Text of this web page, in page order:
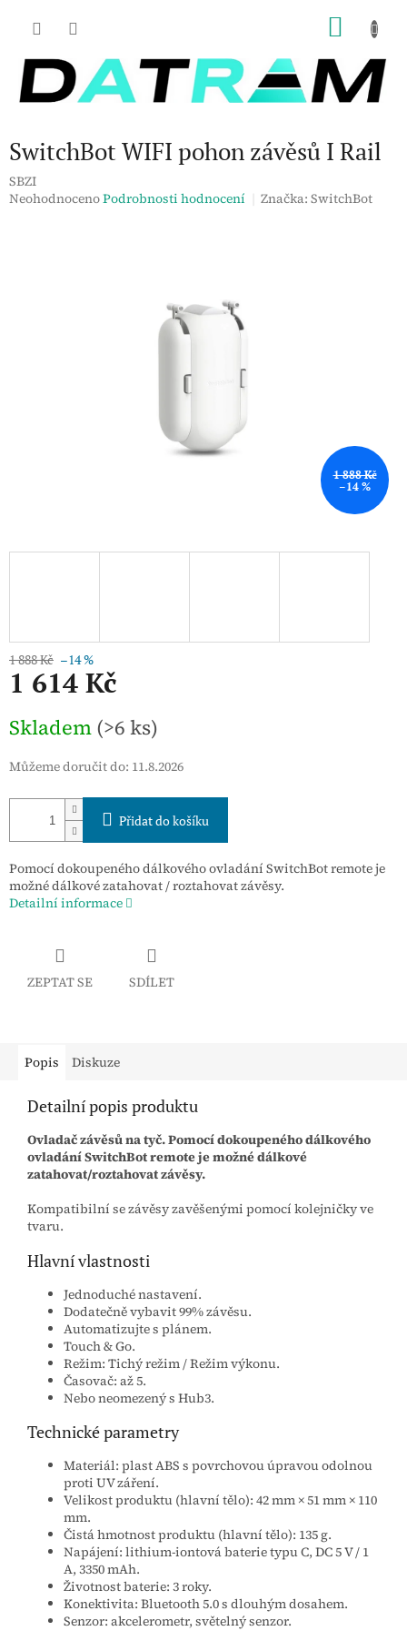
SwitchBot WIFI pohon závěsů I Rail
SBZI
Průměrné
NeohodnocenoPodrobnosti hodnocení Značka:SwitchBot
1 888 Kč
–14 %
1 888 Kč –14 %
1 614 Kč
cena:
Skladem (>6 ks)
Můžeme doručit do: 11.8.2026
Přidat do košíku
Pomocí dokoupeného dálkového ovladání SwitchBot remote je
možné dálkové zatahovat / roztahovat závěsy.
Detailní informace
ZEPTAT SE SDÍLET
Popis Diskuze
Detailní popis produktu
Ovladač závěsů na tyč. Pomocí dokoupeného dálkového
ovladání SwitchBot remote je možné dálkové
zatahovat/roztahovat závěsy.
Kompatibilní se závěsy zavěšenými pomocí kolejničky ve
tvaru.
Hlavní vlastnosti
Jednoduché nastavení.
Dodatečně vybavit 99% závěsu.
Automatizujte s plánem.
Touch & Go.
Režim: Tichý režim / Režim výkonu.
Časovač: až 5.
Nebo neomezený s Hub3.
Technické parametry
Materiál: plast ABS s povrchovou úpravou odolnou
proti UV záření.
Velikost produktu (hlavní tělo): 42 mm × 51 mm × 110
mm.
Čistá hmotnost produktu (hlavní tělo): 135 g.
Napájení: lithium-iontová baterie typu C, DC 5 V / 1
A, 3350 mAh.
Životnost baterie: 3 roky.
Konektivita: Bluetooth 5.0 s dlouhým dosahem.
Senzor: akcelerometr, světelný senzor.